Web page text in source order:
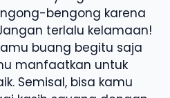
bengong karena
terlalu kelamaan!
buang begitu saja
manfaatkan untuk
Semisal, bisa kamu